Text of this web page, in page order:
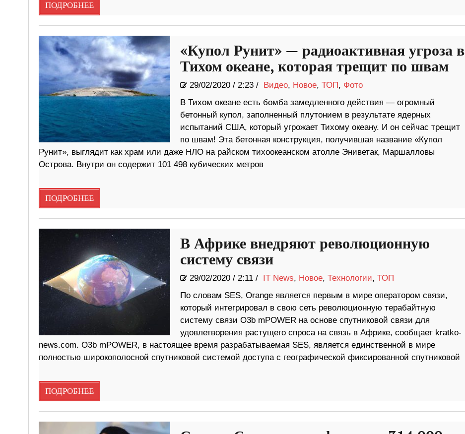
ПОДРОБНЕЕ
«Купол Рунит» — радиоактивная угроза в
Тихом океане, которая трещит по швам
29/02/2020/ 2:23 / Видео, Новое, ТОП, Фото
В Тихом океане есть бомба замедленного действия — огромный
бетонный купол, заполненный плутонием в результате ядерных
испытаний США, который угрожает Тихому океану. И он сейчас трещит
по швам! Эта бетонная конструкция, получившая название «Купол
Рунит», выглядит как храм или даже НЛО на райском тихоокеанском атолле Эниветак, Маршалловы
Острова. Внутри он содержит 101 498 кубических метров
ПОДРОБНЕЕ
В Африке внедряют революционную
систему связи
29/02/2020/ 2:11 / IT News, Новое, Технологии, ТОП
По словам SES, Orange является первым в мире оператором связи,
который интегрировал в свою сеть революционную терабайтную
систему связи O3b mPOWER на основе спутниковой связи для
удовлетворения растущего спроса на связь в Африке, сообщает kratko-
news.com. O3b mPOWER, в настоящее время разрабатываемая SES, является единственной в мире
полностью широкополосной спутниковой системой доступа с географической фиксированной спутниковой
ПОДРОБНЕЕ